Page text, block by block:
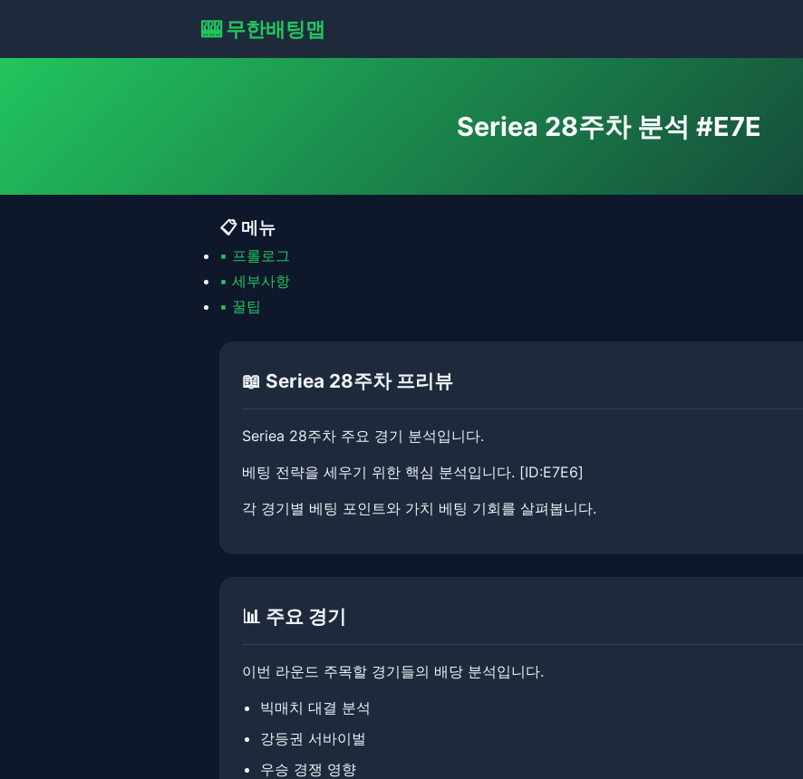
🎰 무한배팅맵
Seriea 28주차 분석 #E7E
📋 메뉴
▪ 프롤로그
▪ 세부사항
▪ 꿀팁
📖 Seriea 28주차 프리뷰
Seriea 28주차 주요 경기 분석입니다.
베팅 전략을 세우기 위한 핵심 분석입니다. [ID:E7E6]
각 경기별 베팅 포인트와 가치 베팅 기회를 살펴봅니다.
📊 주요 경기
이번 라운드 주목할 경기들의 배당 분석입니다.
빅매치 대결 분석
강등권 서바이벌
우승 경쟁 영향